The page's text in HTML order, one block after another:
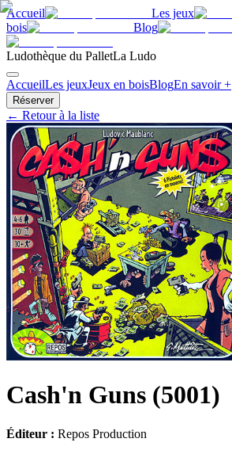
Accueil Les jeux
bois
Blog
Ludothèque du PalletLa Ludo
AccueilLes jeuxJeux en boisBlogEn savoir +
Réserver
← Retour à la liste
Cash'n Guns (5001)
Éditeur : Repos Production